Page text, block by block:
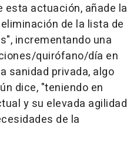
esta actuación, añade la
de la lista de
incrementando una
quirófano/día en
sanidad privada, algo
dice, "teniendo en
y su elevada agilidad
de la